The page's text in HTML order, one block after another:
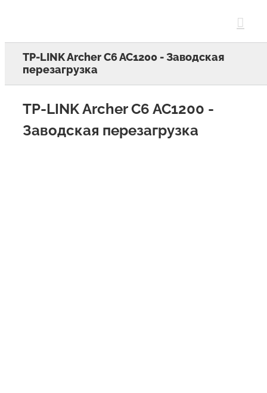
TP-LINK Archer C6 AC1200 - Заводская
перезагрузка
TP-LINK Archer C6 AC1200 -
Заводская перезагрузка